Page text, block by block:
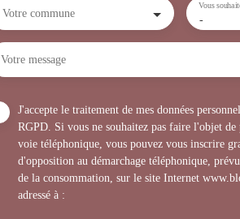
Votre commune -
Vous
Votre message
J'accepte le traitement de mes données
RGPD. Si vous ne souhaitez pas faire l'objet
voie téléphonique, vous pouvez vous inscrire
d'opposition au démarchage téléphonique,
de la consommation, sur le site Internet
adressé à :